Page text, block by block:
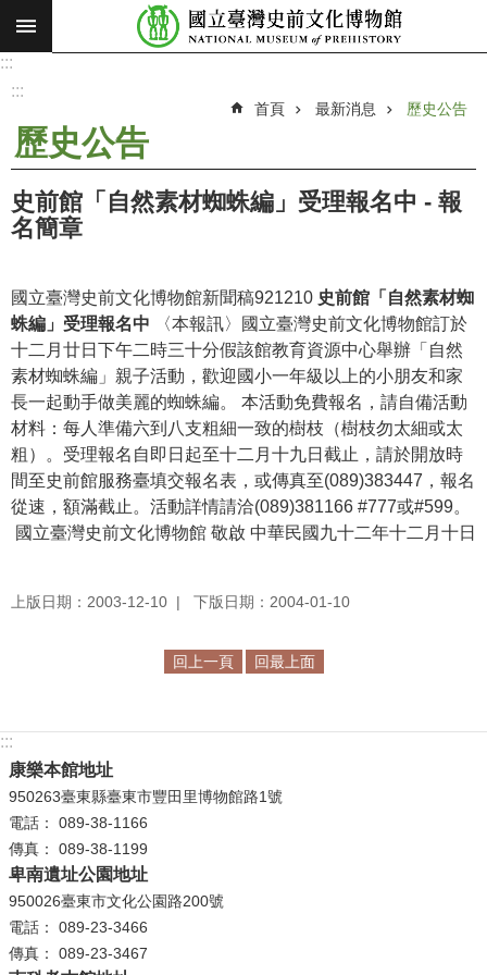
跳到主要內容區塊
搜
願
使
命
新
消
息
參
觀
展
覽
學
索
們
便
民
服
務
性
別
平
:::
:::
首頁 最新消息 歷史公告
歷史公告
史前館「自然素材蜘蛛編」受理報名中 - 報
名簡章
國立臺灣史前文化博物館新聞稿921210 史前館「自然素材蜘
蛛編」受理報名中 〈本報訊〉國立臺灣史前文化博物館訂於
十二月廿日下午二時三十分假該館教育資源中心舉辦「自然
素材蜘蛛編」親子活動，歡迎國小一年級以上的小朋友和家
長一起動手做美麗的蜘蛛編。 本活動免費報名，請自備活動
材料：每人準備六到八支粗細一致的樹枝（樹枝勿太細或太
粗）。受理報名自即日起至十二月十九日截止，請於開放時
間至史前館服務臺填交報名表，或傳真至(089)383447，報名
從速，額滿截止。活動詳情請洽(089)381166 #777或#599。
國立臺灣史前文化博物館 敬啟 中華民國九十二年十二月十日
上版日期：2003-12-10 下版日期：2004-01-10
回上一頁 回最上面
:::
康樂本館地址
950263臺東縣臺東市豐田里博物館路1號
電話： 089-38-1166
傳真： 089-38-1199
卑南遺址公園地址
950026臺東市文化公園路200號
電話： 089-23-3466
傳真： 089-23-3467